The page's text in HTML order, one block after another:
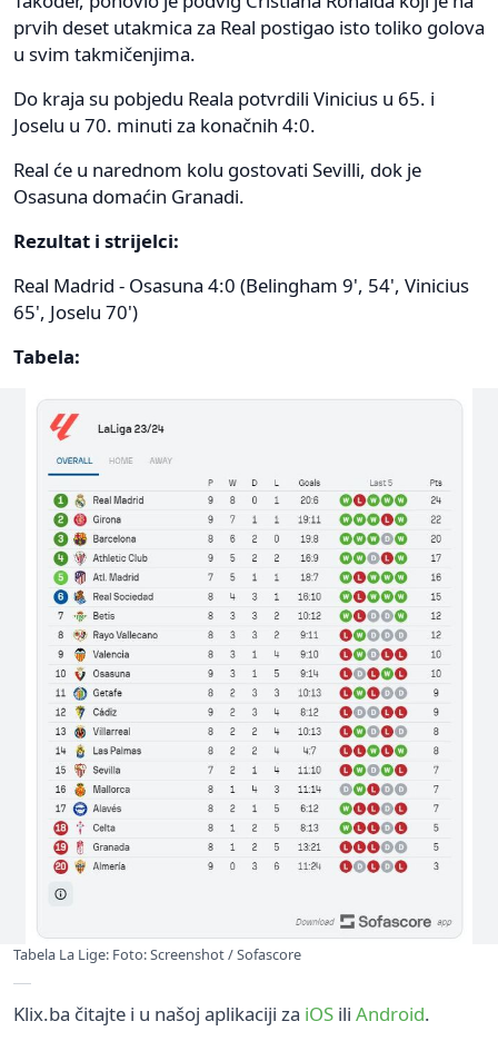
prvih deset utakmica za Real postigao isto toliko golova
u svim takmičenjima.
Do kraja su pobjedu Reala potvrdili Vinicius u 65. i
Joselu u 70. minuti za konačnih 4:0.
Real će u narednom kolu gostovati Sevilli, dok je
Osasuna domaćin Granadi.
Rezultat i strijelci:
Real Madrid - Osasuna 4:0 (Belingham 9', 54', Vinicius
65', Joselu 70')
Tabela:
Tabela La Lige: Foto: Screenshot / Sofascore
Klix.ba čitajte i u našoj aplikaciji za iOS ili Android.